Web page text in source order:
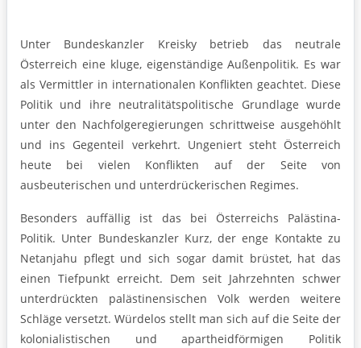
Unter Bundeskanzler Kreisky betrieb das neutrale
Österreich eine kluge, eigenständige Außenpolitik. Es war
als Vermittler in internationalen Konflikten geachtet. Diese
Politik und ihre neutralitätspolitische Grundlage wurde
unter den Nachfolgeregierungen schrittweise ausgehöhlt
und ins Gegenteil verkehrt. Ungeniert steht Österreich
heute bei vielen Konflikten auf der Seite von
ausbeuterischen und unterdrückerischen Regimes.
Besonders auffällig ist das bei Österreichs Palästina-
Politik. Unter Bundeskanzler Kurz, der enge Kontakte zu
Netanjahu pflegt und sich sogar damit brüstet, hat das
einen Tiefpunkt erreicht. Dem seit Jahrzehnten schwer
unterdrückten palästinensischen Volk werden weitere
Schläge versetzt. Würdelos stellt man sich auf die Seite der
kolonialistischen und apartheidförmigen Politik